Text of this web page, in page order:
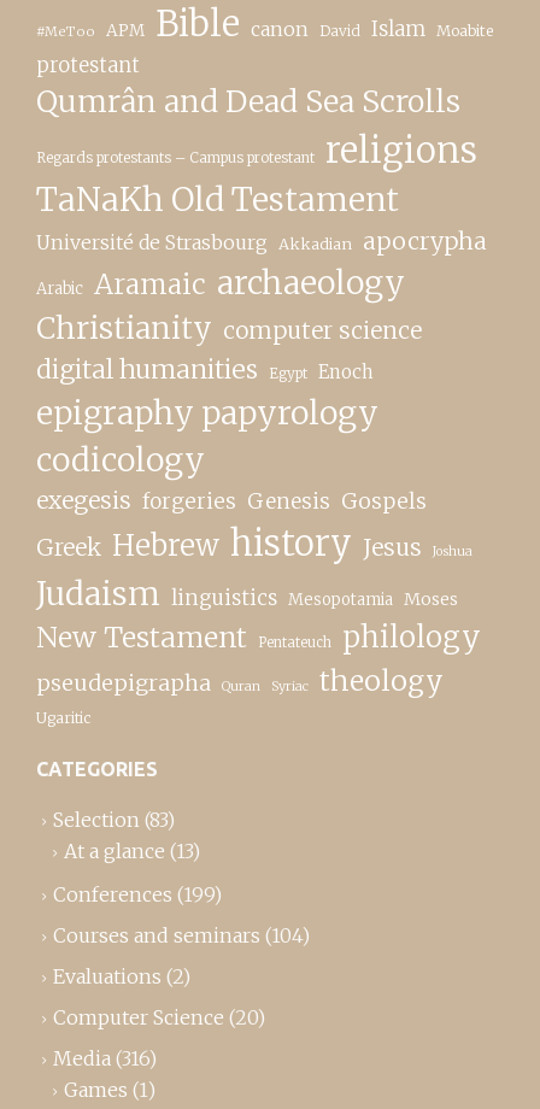
#MeToo APM Bible canon David Islam Moabite
protestant
Qumrân and Dead Sea Scrolls
Regards protestants – Campus protestant religions
TaNaKh Old Testament
Université de Strasbourg Akkadian apocrypha
Arabic Aramaic archaeology
Christianity computer science
digital humanities Egypt Enoch
epigraphy papyrology
codicology
exegesis forgeries Genesis Gospels
Greek Hebrew history Jesus Joshua
Judaism linguistics Mesopotamia Moses
New Testament Pentateuch philology
pseudepigrapha Quran Syriac theology
Ugaritic
CATEGORIES
Selection (83)
At a glance (13)
Conferences (199)
Courses and seminars (104)
Evaluations (2)
Computer Science (20)
Media (316)
Games (1)